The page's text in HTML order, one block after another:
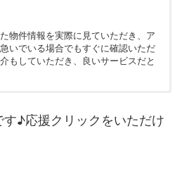
物件情報を実際に見ていただき、ア
いでいる場合でもすぐに確認いただ
もしていただき、良いサービスだと
♪応援クリックをいただけ